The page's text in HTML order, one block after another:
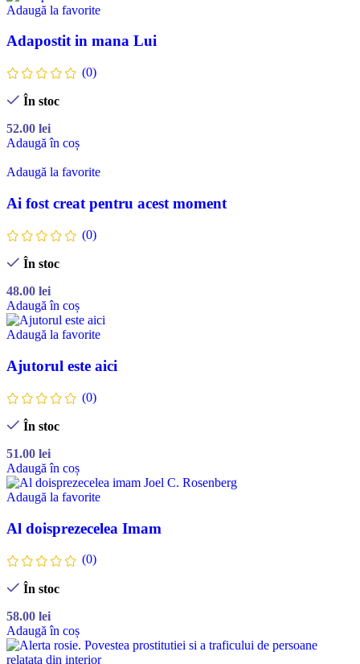
Adaugă la favorite
Adapostit in mana Lui
(0)
În stoc
52.00 lei
Adaugă în coș
Adaugă la favorite
Ai fost creat pentru acest moment
(0)
În stoc
48.00 lei
Adaugă în coș
Adaugă la favorite
Ajutorul este aici
(0)
În stoc
51.00 lei
Adaugă în coș
Adaugă la favorite
Al doisprezecelea Imam
(0)
În stoc
58.00 lei
Adaugă în coș